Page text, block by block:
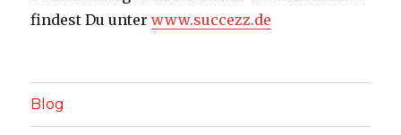
findest Du unterwww.succezz.de
Blog